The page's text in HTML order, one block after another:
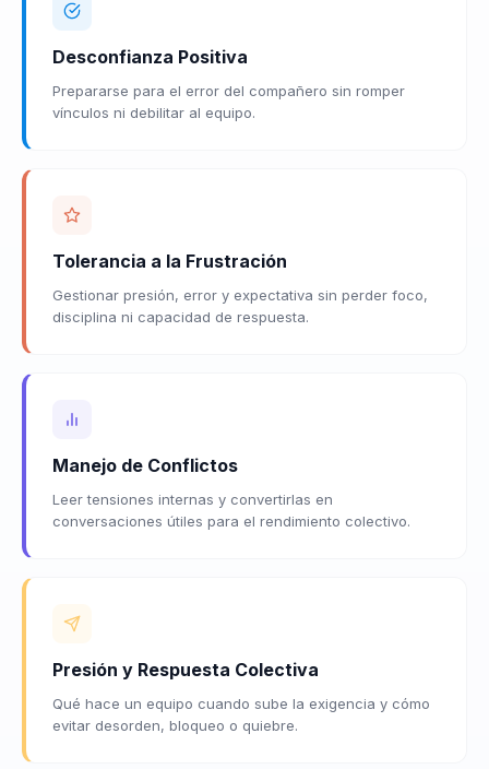
Desconfianza Positiva
Prepararse para el error del compañero sin romper
vínculos ni debilitar al equipo.
Tolerancia a la Frustración
Gestionar presión, error y expectativa sin perder foco,
disciplina ni capacidad de respuesta.
Manejo de Conflictos
Leer tensiones internas y convertirlas en
conversaciones útiles para el rendimiento colectivo.
Presión y Respuesta Colectiva
Qué hace un equipo cuando sube la exigencia y cómo
evitar desorden, bloqueo o quiebre.